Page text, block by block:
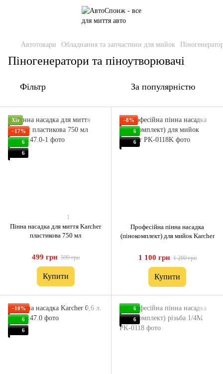
Автотовари Обладнання та запчастини для мийок
Піногенератори та піноутворювачі
Фільтр За популярністю
Хіт
−17%
6
6
1
Пінна насадка для миття Karcher
пластикова 750 мл
499 грн 599 грн
Купити
−8%
6
6
Професійна пінна насадка
(пінокомплект) для мийок Karcher
1 100 грн 1 200 грн
Купити
−10%
6
6
6
6